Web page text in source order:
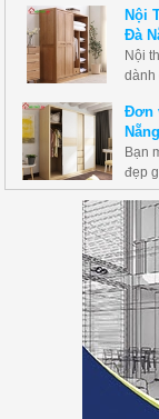
sản
Nội
Đà
Nội
dành
số
nằm
quần
luôn
Đơn
Bạn
đẹp
mẫu